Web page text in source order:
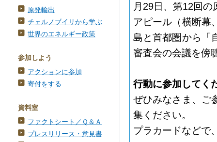
原発輸出
チェルノブイリから学ぶ
世界のエネルギー政策
参加しよう
アクションに参加
寄付をする
資料室
ファクトシート／Ｑ＆Ａ
プレスリリース・意見書
月29日、第12回
アピール（横断幕
島と首都圏から「
審査会の会議を傍
行動に参加してく
ぜひみなさま、ご
集ください。
プラカードなどで